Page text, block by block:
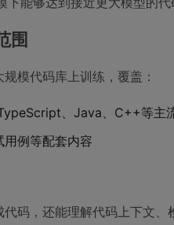
围
模代码库上训练，覆盖：
、Java、C++等主
例等配套内容
码，还能理解代码上下文